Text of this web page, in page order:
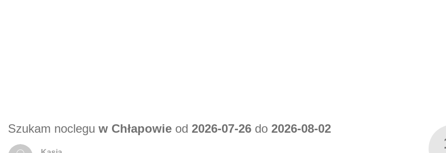
Szukam noclegu w Chłapowie od 2026-07-26 do 2026-08-02